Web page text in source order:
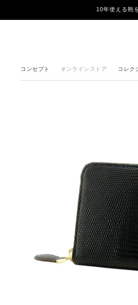
10年使える鞄
コンセプト オンラインストア コレク